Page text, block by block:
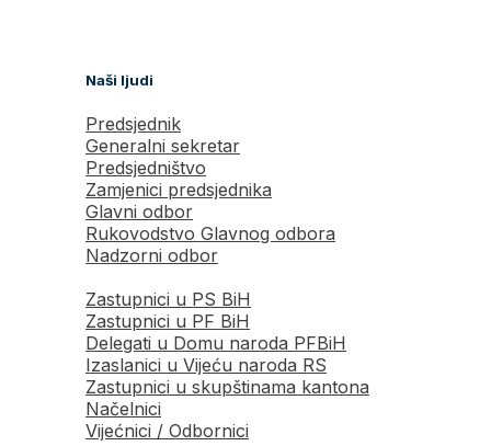
Naši ljudi
Predsjednik
Generalni sekretar
Predsjedništvo
Zamjenici predsjednika
Glavni odbor
Rukovodstvo Glavnog odbora
Nadzorni odbor
Zastupnici u PS BiH
Zastupnici u PF BiH
Delegati u Domu naroda PFBiH
Izaslanici u Vijeću naroda RS
Zastupnici u skupštinama kantona
Načelnici
Vijećnici / Odbornici